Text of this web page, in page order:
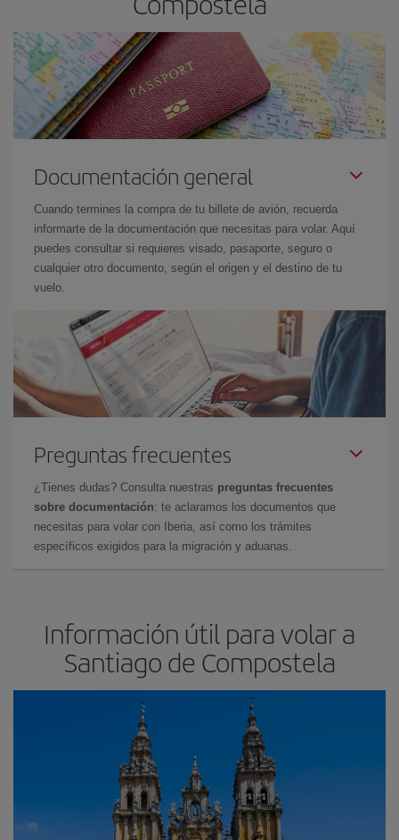
Documentación general
Cuando termines la compra de tu billete de avión, recuerda
informarte de la documentación que necesitas para volar. Aquí
puedes consultar si requieres visado, pasaporte, seguro o
cualquier otro documento, según el origen y el destino de tu
vuelo.
Preguntas frecuentes
¿Tienes dudas? Consulta nuestras preguntas frecuentes
sobre documentación: te aclaramos los documentos que
necesitas para volar con Iberia, así como los trámites
específicos exigidos para la migración y aduanas.
Información útil para volar a
Santiago de Compostela